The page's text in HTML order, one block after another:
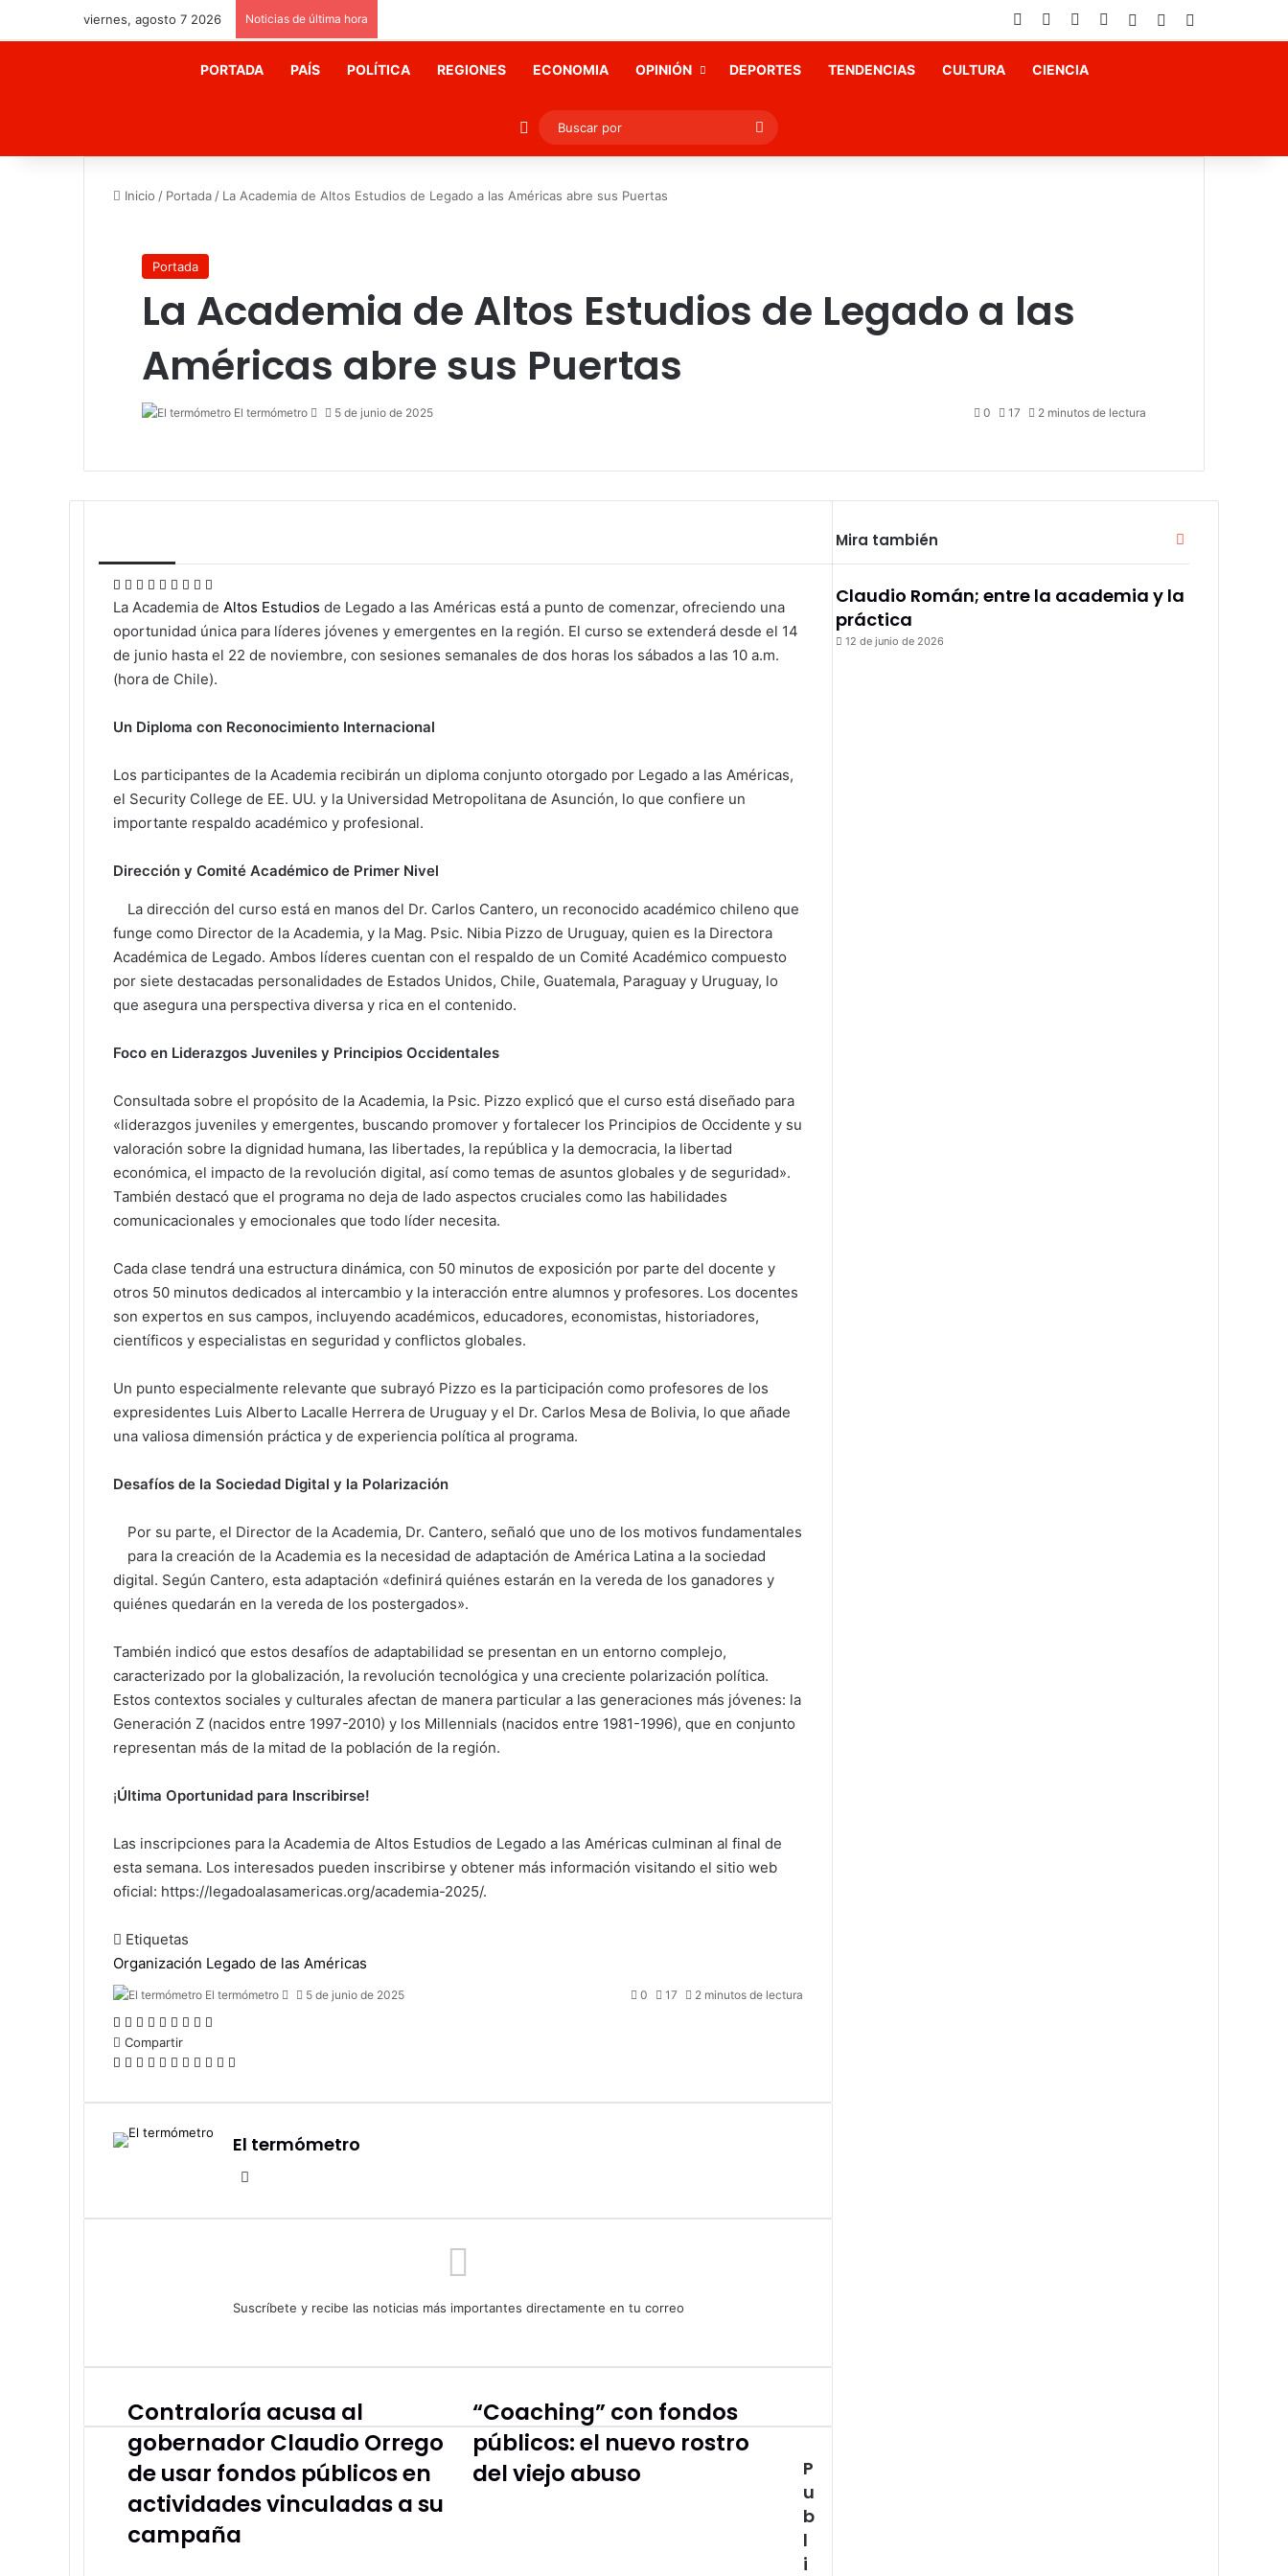
viernes, agosto 7 2026 Noticias de última hora Facebook YouTubeInstagramAccesoPublicación al
PORTADA PAÍS POLÍTICA REGIONES ECONOMIA OPINIÓN DEPORTES TENDENCIAS CULTURA CIENCIA
Publicación al azar
Buscar
por
Inicio / Portada / La Academia de Altos Estudios de Legado a las Américas abre sus Puertas
Portada
La Academia de Altos Estudios de Legado a las
Américas abre sus Puertas
El termómetro
Send5 de junio de 2025 0 17 2 minutos de lectura
Facebook
X LinkedIn
Tumblr
Pinterest
Reddit
VKontakte
Odnoklassniki
La Academia de Altos Estudios de Legado a las Américas está a punto de comenzar, ofreciendo una
oportunidad única para líderes jóvenes y emergentes en la región. El curso se extenderá desde el 14
de junio hasta el 22 de noviembre, con sesiones semanales de dos horas los sábados a las 10 a.m.
(hora de Chile).
Un Diploma con Reconocimiento Internacional
Los participantes de la Academia recibirán un diploma conjunto otorgado por Legado a las Américas,
el Security College de EE. UU. y la Universidad Metropolitana de Asunción, lo que confiere un
importante respaldo académico y profesional.
Dirección y Comité Académico de Primer Nivel
La dirección del curso está en manos del Dr. Carlos Cantero, un reconocido académico chileno que
funge como Director de la Academia, y la Mag. Psic. Nibia Pizzo de Uruguay, quien es la Directora
Académica de Legado. Ambos líderes cuentan con el respaldo de un Comité Académico compuesto
por siete destacadas personalidades de Estados Unidos, Chile, Guatemala, Paraguay y Uruguay, lo
que asegura una perspectiva diversa y rica en el contenido.
Foco en Liderazgos Juveniles y Principios Occidentales
Consultada sobre el propósito de la Academia, la Psic. Pizzo explicó que el curso está diseñado para
«liderazgos juveniles y emergentes, buscando promover y fortalecer los Principios de Occidente y su
valoración sobre la dignidad humana, las libertades, la república y la democracia, la libertad
económica, el impacto de la revolución digital, así como temas de asuntos globales y de seguridad».
También destacó que el programa no deja de lado aspectos cruciales como las habilidades
comunicacionales y emocionales que todo líder necesita.
Cada clase tendrá una estructura dinámica, con 50 minutos de exposición por parte del docente y
otros 50 minutos dedicados al intercambio y la interacción entre alumnos y profesores. Los docentes
son expertos en sus campos, incluyendo académicos, educadores, economistas, historiadores,
científicos y especialistas en seguridad y conflictos globales.
Un punto especialmente relevante que subrayó Pizzo es la participación como profesores de los
expresidentes Luis Alberto Lacalle Herrera de Uruguay y el Dr. Carlos Mesa de Bolivia, lo que añade
una valiosa dimensión práctica y de experiencia política al programa.
Desafíos de la Sociedad Digital y la Polarización
Por su parte, el Director de la Academia, Dr. Cantero, señaló que uno de los motivos fundamentales
para la creación de la Academia es la necesidad de adaptación de América Latina a la sociedad
digital. Según Cantero, esta adaptación «definirá quiénes estarán en la vereda de los ganadores y
quiénes quedarán en la vereda de los postergados».
También indicó que estos desafíos de adaptabilidad se presentan en un entorno complejo,
caracterizado por la globalización, la revolución tecnológica y una creciente polarización política.
Estos contextos sociales y culturales afectan de manera particular a las generaciones más jóvenes: la
Generación Z (nacidos entre 1997-2010) y los Millennials (nacidos entre 1981-1996), que en conjunto
representan más de la mitad de la población de la región.
¡Última Oportunidad para Inscribirse!
Las inscripciones para la Academia de Altos Estudios de Legado a las Américas culminan al final de
esta semana. Los interesados pueden inscribirse y obtener más información visitando el sitio web
oficial: https://legadoalasamericas.org/academia-2025/.
Etiquetas
Organización Legado de las Américas
El termómetro
Send5 de junio de 2025 0 17 2 minutos de lectura
Facebook
X LinkedIn
Tumblr
Pinterest
Reddit
VKontakte
Odnoklassniki
Compartir
Facebook
X LinkedIn
Tumblr
Pinterest
Reddit
VKontakte
Odnoklassniki
Pocket
Compartir
correo
El termómetro
Suscríbete y recibe las noticias más importantes directamente en tu correo
Contraloría
acusa
al
gobernador
Claudio
Orrego
usar
Contraloría acusa al
gobernador Claudio Orrego
de usar fondos públicos en
actividades vinculadas a su
campaña
“Coaching”
con
fondos
públicos:
el
“Coaching” con fondos
públicos: el nuevo rostro
del viejo abuso
P
u
b
l
i
Mira también Cerrar
Claudio Román; entre la academia y la
práctica
12 de junio de 2026